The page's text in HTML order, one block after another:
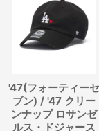
'47(フォーティーセ
ブン) / '47 クリー
ンナップ ロサンゼ
ルス・ドジャース